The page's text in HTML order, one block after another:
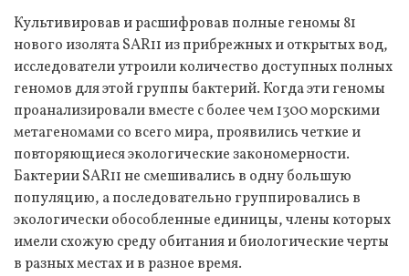
Культивировав и расшифровав полные геномы 81
нового изолята SAR11 из прибрежных и открытых вод,
исследователи утроили количество доступных полных
геномов для этой группы бактерий. Когда эти геномы
проанализировали вместе с более чем 1300 морскими
метагеномами со всего мира, проявились четкие и
повторяющиеся экологические закономерности.
Бактерии SAR11 не смешивались в одну большую
популяцию, а последовательно группировались в
экологически обособленные единицы, члены которых
имели схожую среду обитания и биологические черты
в разных местах и в разное время.